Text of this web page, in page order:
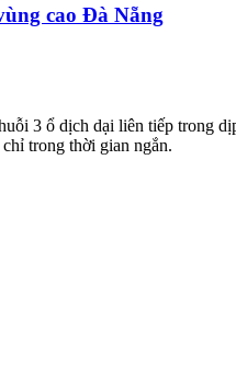
cao Đà Nẵng
3 ổ dịch dại liên tiếp trong
trong thời gian ngắn.